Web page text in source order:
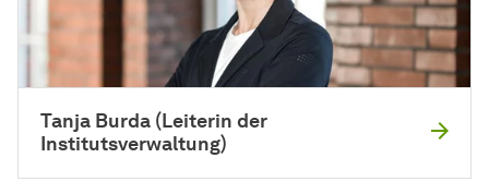
Tanja Burda (Lei­te­rin der
Institutsverwaltung)